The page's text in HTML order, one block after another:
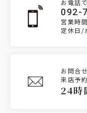
お電話
092-
営業時
定休日/
お問合
来店予
24時